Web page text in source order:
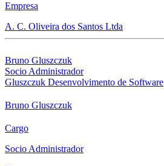
Empresa
A. C. Oliveira dos Santos Ltda
Bruno Gluszczuk
Socio Administrador
Gluszczuk Desenvolvimento de Software
Bruno Gluszczuk
Cargo
Socio Administrador